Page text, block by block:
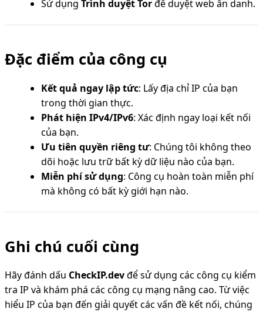
Sử dụngTrình duyệt Torđể duyệt web ẩn danh.
Đặc điểm của công cụ
Kết quả ngay lập tức: Lấy địa chỉ IP của bạn
trong thời gian thực.
Phát hiện IPv4/IPv6: Xác định ngay loại kết nối
của bạn.
Ưu tiên quyền riêng tư: Chúng tôi không theo
dõi hoặc lưu trữ bất kỳ dữ liệu nào của bạn.
Miễn phí sử dụng: Công cụ hoàn toàn miễn phí
mà không có bất kỳ giới hạn nào.
Ghi chú cuối cùng
Hãy đánh dấu CheckIP.devđể sử dụng các công cụ kiểm
tra IP và khám phá các công cụ mạng nâng cao. Từ việc
hiểu IP của bạn đến giải quyết các vấn đề kết nối, chúng